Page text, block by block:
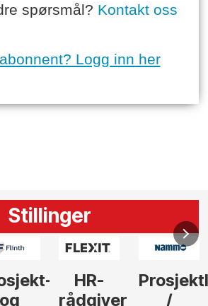
spørsmål? Kontakt oss
Logg inn her
Stillinger
/
Vi
behøver
Anlegg
søker